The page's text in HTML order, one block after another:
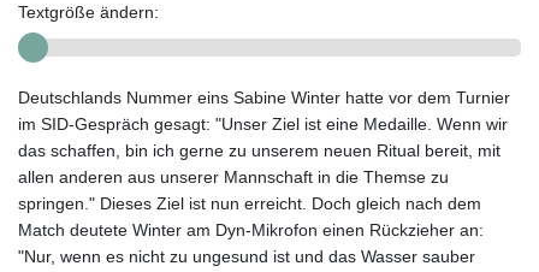
Textgröße ändern:
Deutschlands Nummer eins Sabine Winter hatte vor dem Turnier
im SID-Gespräch gesagt: "Unser Ziel ist eine Medaille. Wenn wir
das schaffen, bin ich gerne zu unserem neuen Ritual bereit, mit
allen anderen aus unserer Mannschaft in die Themse zu
springen." Dieses Ziel ist nun erreicht. Doch gleich nach dem
Match deutete Winter am Dyn-Mikrofon einen Rückzieher an:
"Nur, wenn es nicht zu ungesund ist und das Wasser sauber